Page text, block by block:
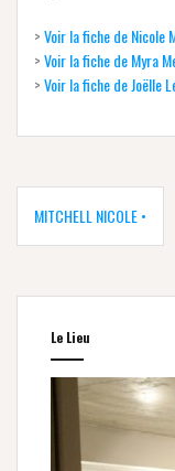
>Voir la fiche de Nicole
>Voir la fiche de Myra
>Voir la fiche de Joëlle
Navigation
MITCHELL NICOLE •
Le Lieu